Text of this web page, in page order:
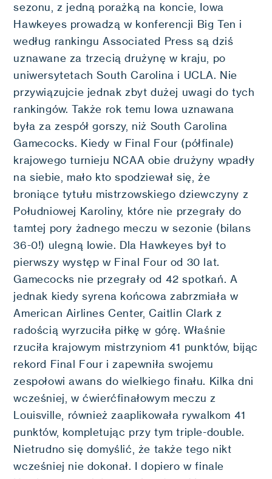
sezonu, z jedną porażką na koncie, Iowa
Hawkeyes prowadzą w konferencji Big Ten i
według rankingu Associated Press są dziś
uznawane za trzecią drużynę w kraju, po
uniwersytetach South Carolina i UCLA. Nie
przywiązujcie jednak zbyt dużej uwagi do tych
rankingów. Także rok temu Iowa uznawana
była za zespół gorszy, niż South Carolina
Gamecocks. Kiedy w Final Four (półfinale)
krajowego turnieju NCAA obie drużyny wpadły
na siebie, mało kto spodziewał się, że
broniące tytułu mistrzowskiego dziewczyny z
Południowej Karoliny, które nie przegrały do
tamtej pory żadnego meczu w sezonie (bilans
36-0!) ulegną Iowie. Dla Hawkeyes był to
pierwszy występ w Final Four od 30 lat.
Gamecocks nie przegrały od 42 spotkań. A
jednak kiedy syrena końcowa zabrzmiała w
American Airlines Center, Caitlin Clark z
radością wyrzuciła piłkę w górę. Właśnie
rzuciła krajowym mistrzyniom 41 punktów, bijąc
rekord Final Four i zapewniła swojemu
zespołowi awans do wielkiego finału. Kilka dni
wcześniej, w ćwierćfinałowym meczu z
Louisville, również zaaplikowała rywalkom 41
punktów, kompletując przy tym triple-double.
Nietrudno się domyślić, że także tego nikt
wcześniej nie dokonał. I dopiero w finale